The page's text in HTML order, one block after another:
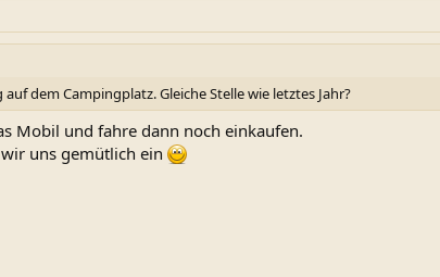
dem Campingplatz. Gleiche Stelle wie letztes Jahr?
Mobil und fahre dann noch einkaufen.
uns gemütlich ein